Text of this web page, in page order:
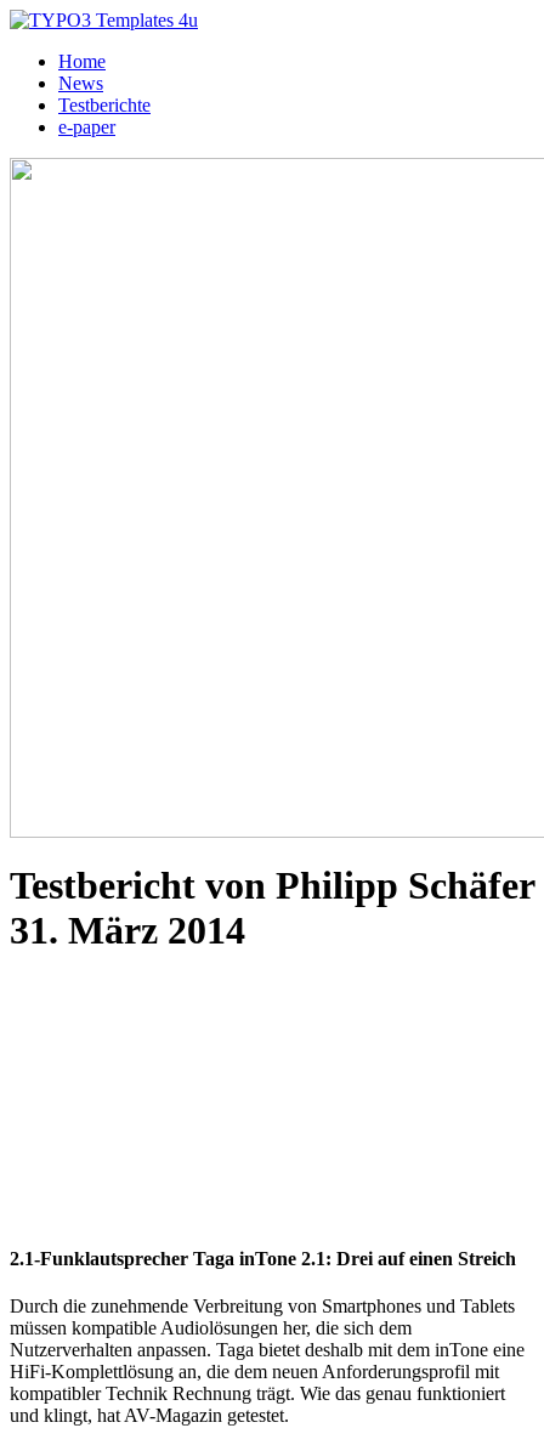
Home
News
Testberichte
e-paper
Testbericht von Philipp Schäfer
31. März 2014
2.1-Funklautsprecher Taga inTone 2.1: Drei auf einen Streich
Durch die zunehmende Verbreitung von Smartphones und Tablets
müssen kompatible Audiolösungen her, die sich dem
Nutzerverhalten anpassen. Taga bietet deshalb mit dem inTone eine
HiFi-Komplettlösung an, die dem neuen Anforderungsprofil mit
kompatibler Technik Rechnung trägt. Wie das genau funktioniert
und klingt, hat AV-Magazin getestet.